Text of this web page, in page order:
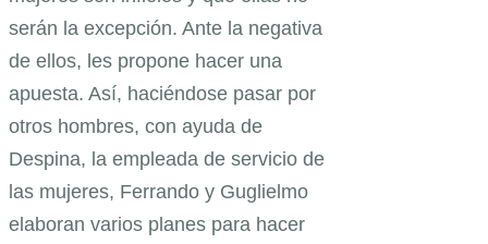
serán la excepción. Ante la negativa
de ellos, les propone hacer una
apuesta. Así, haciéndose pasar por
otros hombres, con ayuda de
Despina, la empleada de servicio de
las mujeres, Ferrando y Guglielmo
elaboran varios planes para hacer